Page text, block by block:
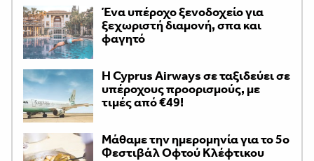
Ένα υπέροχο ξενοδοχείο για
ξεχωριστή διαμονή, σπα και
φαγητό
H Cyprus Airways σε ταξιδεύει σε
υπέροχους προορισμούς, με
τιμές από €49!
Μάθαμε την ημερομηνία για το 5ο
Φεστιβάλ Οφτού Κλέφτικου